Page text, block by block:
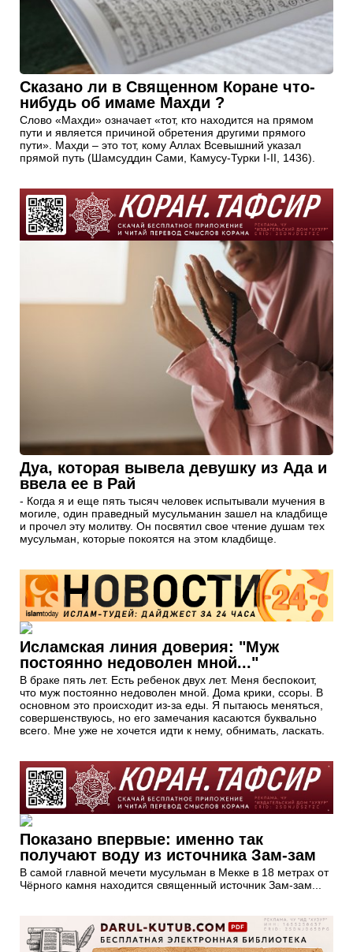
Сказано ли в Священном Коране что-
нибудь об имаме Махди ?
Слово «Махди» означает «тот, кто находится на прямом
пути и является причиной обретения другими прямого
пути». Махди – это тот, кому Аллах Всевышний указал
прямой путь (Шамсуддин Сами, Камусу-Турки I-II, 1436).
Дуа, которая вывела девушку из Ада и
ввела ее в Рай
- Когда я и еще пять тысяч человек испытывали мучения в
могиле, один праведный мусульманин зашел на кладбище
и прочел эту молитву. Он посвятил свое чтение душам тех
мусульман, которые покоятся на этом кладбище.
Исламская линия доверия: "Муж
постоянно недоволен мной..."
В браке пять лет. Есть ребенок двух лет. Меня беспокоит,
что муж постоянно недоволен мной. Дома крики, ссоры. В
основном это происходит из-за еды. Я пытаюсь меняться,
совершенствуюсь, но его замечания касаются буквально
всего. Мне уже не хочется идти к нему, обнимать, ласкать.
Показано впервые: именно так
получают воду из источника Зам-зам
В самой главной мечети мусульман в Мекке в 18 метрах от
Чёрного камня находится священный источник Зам-зам...